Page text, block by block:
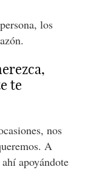
los
te
nos
A
apoyándote